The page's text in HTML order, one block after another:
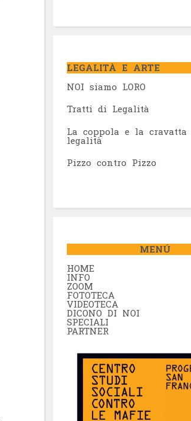
LEGALITÀ E ARTE
NOI siamo LORO
Tratti di Legalità
La coppola e la cravatta
legalità
Pizzo contro Pizzo
MENÚ
HOME
INFO
ZOOM
FOTOTECA
VIDEOTECA
DICONO DI NOI
SPECIALI
PARTNER